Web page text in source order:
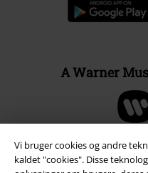
Vi bruger cookies og andre
kaldet "cookies". Disse
A Warner